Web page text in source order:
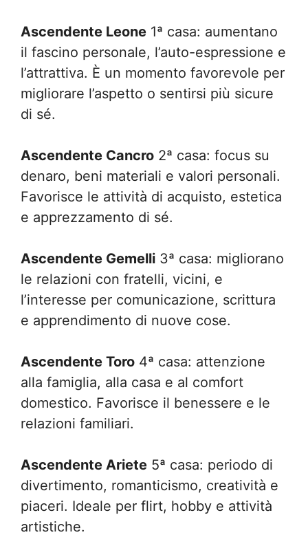
Ascendente Leone 1ª casa: aumentano
il fascino personale, l’auto-espressione e
l’attrattiva. È un momento favorevole per
migliorare l’aspetto o sentirsi più sicure
di sé.
Ascendente Cancro 2ª casa: focus su
denaro, beni materiali e valori personali.
Favorisce le attività di acquisto, estetica
e apprezzamento di sé.
Ascendente Gemelli 3ª casa: migliorano
le relazioni con fratelli, vicini, e
l’interesse per comunicazione, scrittura
e apprendimento di nuove cose.
Ascendente Toro 4ª casa: attenzione
alla famiglia, alla casa e al comfort
domestico. Favorisce il benessere e le
relazioni familiari.
Ascendente Ariete 5ª casa: periodo di
divertimento, romanticismo, creatività e
piaceri. Ideale per flirt, hobby e attività
artistiche.